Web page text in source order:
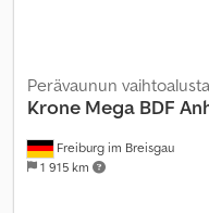
Freiburg im Breisgau
1 915 km
Perävaunun vaihtoalusta
Krone Mega BDF